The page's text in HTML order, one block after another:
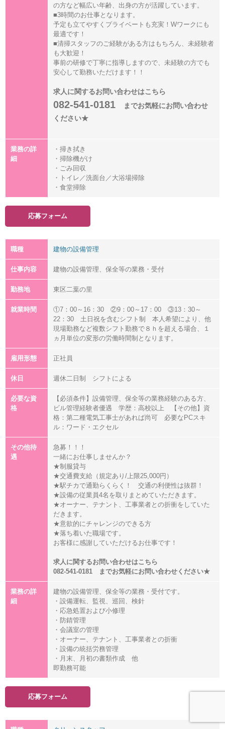
の方など幅広い年齢、出身の方が活躍しています。
■3時間のお仕事となります。
予定も立てやすくプライベートも充実！Wワークにも
最適です！
■清掃スタッフのご経験がある方はもちろん、未経験者
も大歓迎！
事前の研修で丁寧に指導しますので、未経験の方でも
安心して勤務いただけます！！
求人に関するお問い合わせはこちら
082-541-0181
までお気軽にお問い合わせ
ください★
業務の詳
細
・掃き拭き
・掃除機がけ
・ごみ回収
・トイレ／洗面台／大浴場掃除
・食堂掃除
応募フォーム
職種 建物の設備管理
仕事内容 建物の設備管理、保全等の業務・受付
勤務地 東区二葉の里
就業時間
①7：00～16：30 ②9：00～17：00 ③13：30～
22：30 土日祝を含むシフト制 本人希望により、他
現場勤務など複数シフト勤務で８ｈを超える場合、１
ヵ月単位の変形の労働時間制となります。
雇用形態 正社員
休日 週休二日制 シフトによる
必要な資
格
【必須条件】設備管理、保全等の業務経験のある方、
ビル管理経験者優遇 学歴：高校以上 【その他】資
格：第二種電気工事士があれば尚可 必要なPCスキ
ル：ワード・エクセル
その他待
遇
急募！！！
一緒にお仕事しませんか？
★制服貸与
★交通費支給（規定あり/上限25,000円）
★駅チカで通勤らくらく！ 交通の利便性は抜群！
★設備の従業員4名を取りまとめていただきます。
★オーナー、テナント、工事業者との折衝をしていた
だきます。
★意欲的にチャレンジのできる方
★落ち着いた職場です。
お客様に感謝していただけるお仕事です！
求人に関するお問い合わせはこちら
082-541-0181 までお気軽にお問い合わせください★
業務の詳
細
建物の設備管理、保全等の業務・受付です。
・設備運転、監視、巡回、検針
・応急処置および小修理
・防錆管理
・会議室の管理
・オーナー、テナント、工事業者との折衝
・設備の統括労務管理
・月末、月初の書類作成 他
即勤務可能
応募フォーム